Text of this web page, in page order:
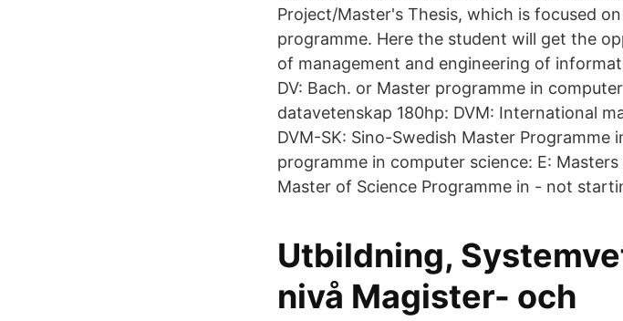
Project/Master's Thesis, which is focused
programme. Here the student will get the
of management and engineering of
DV: Bach. or Master programme in
datavetenskap 180hp: DVM: International
DVM-SK: Sino-Swedish Master Programme
programme in computer science: E:
Master of Science Programme in - not
Utbildning,
nivå Magister- och